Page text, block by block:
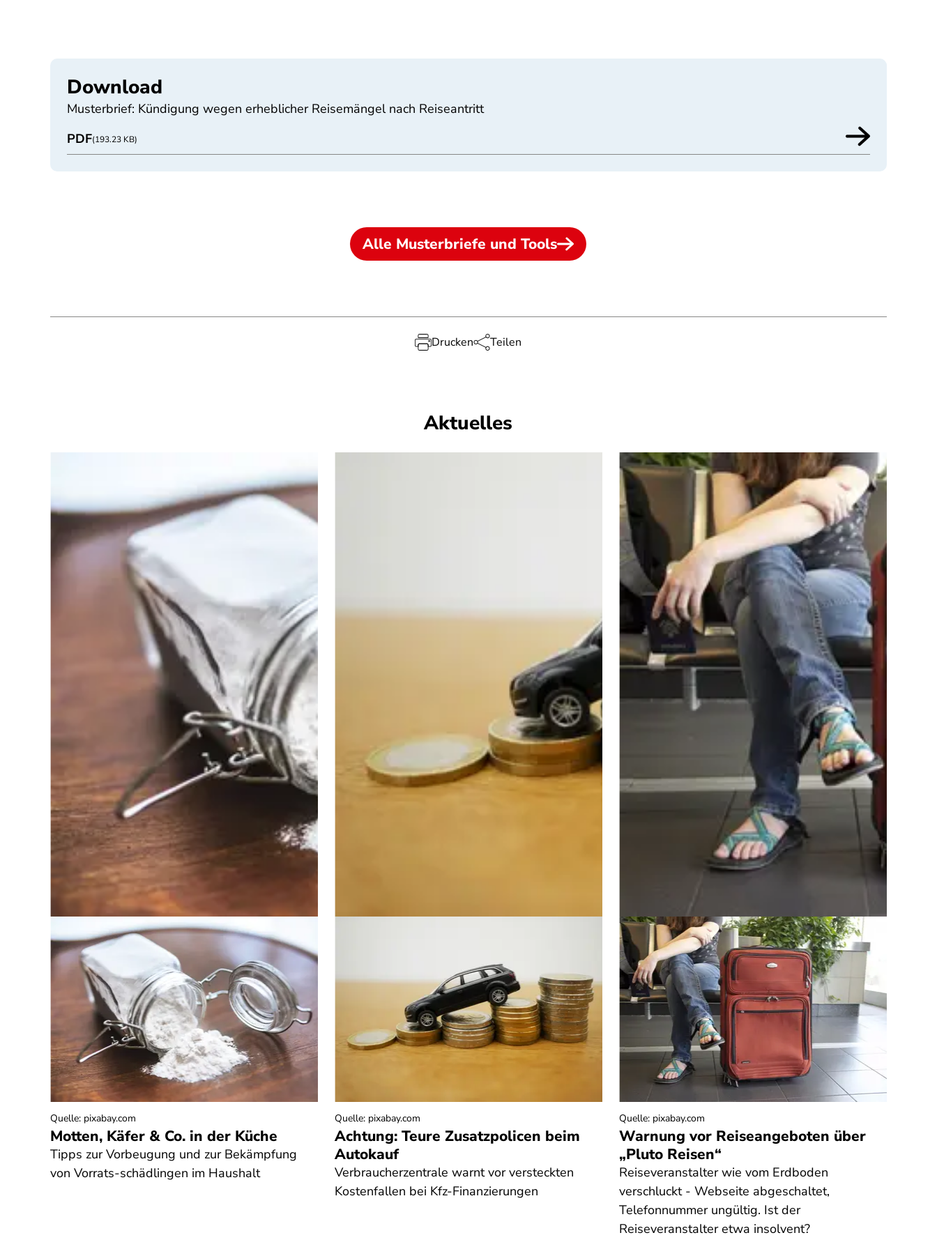
Download
Musterbrief: Kündigung wegen erheblicher Reisemängel nach Reiseantritt
PDF(193.23 KB)
Alle Musterbriefe und Tools
Drucken Teilen
Aktuelles
Motten, Käfer & Co. in der Küche
Tipps zur Vorbeugung und zur Bekämpfung
von Vorrats-schädlingen im Haushalt
Quelle: pixabay.com
Achtung: Teure Zusatzpolicen beim
Autokauf
Verbraucherzentrale warnt vor versteckten
Kostenfallen bei Kfz-Finanzierungen
Quelle: pixabay.com
Warnung vor Reiseangeboten über
„Pluto Reisen“
Reiseveranstalter wie vom Erdboden
verschluckt - Webseite abgeschaltet,
Telefonnummer ungültig. Ist der
Reiseveranstalter etwa insolvent?
Quelle: pixabay.com